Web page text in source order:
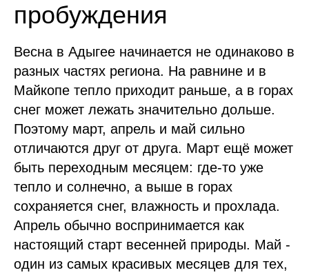
пробуждения
Весна в Адыгее начинается не одинаково в
разных частях региона. На равнине и в
Майкопе тепло приходит раньше, а в горах
снег может лежать значительно дольше.
Поэтому март, апрель и май сильно
отличаются друг от друга. Март ещё может
быть переходным месяцем: где-то уже
тепло и солнечно, а выше в горах
сохраняется снег, влажность и прохлада.
Апрель обычно воспринимается как
настоящий старт весенней природы. Май -
один из самых красивых месяцев для тех,